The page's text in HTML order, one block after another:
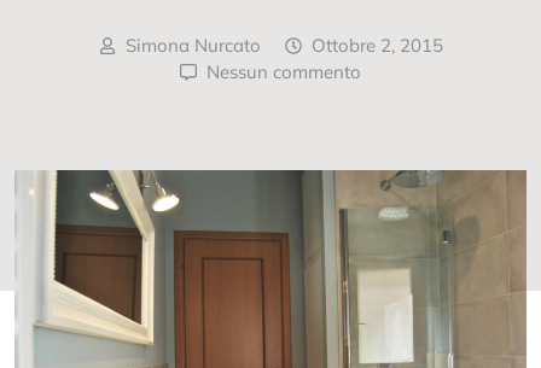
Simona Nurcato
Ottobre 2, 2015
Nessun commento